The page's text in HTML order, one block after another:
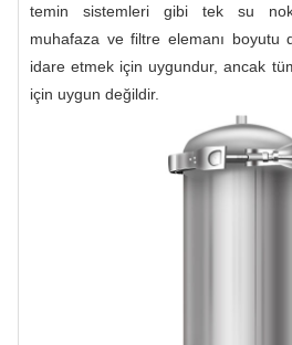
temin sistemleri gibi tek su
muhafaza ve filtre elemanı boyutu
idare etmek için uygundur, ancak
için uygun değildir.